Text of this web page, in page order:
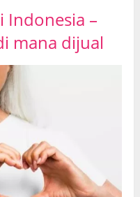
Indonesia –
mana dijual